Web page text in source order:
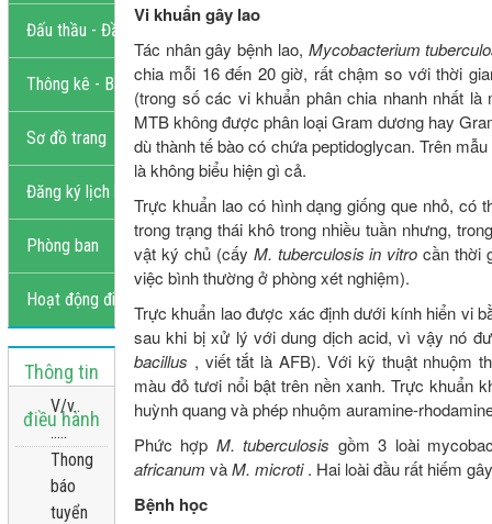
Đấu thầu - Đầu tư
Thông kê - Báo cáo
Sơ đồ trang
Đăng ký lịch khám
Phòng ban
Hoạt động điều hành
Thông tin
điều hành
V/v..
.....
Thong
báo
tuyển
Vi khuẩn gây lao
Tác nhân gây bệnh lao, Mycobacterium
chia mỗi 16 đến 20 giờ, rất chậm so với thời
(trong số các vi khuẩn phân chia nhanh nhất
MTB không được phân loại Gram dương hay
dù thành tế bào có chứa peptidoglycan. Trên
là không biểu hiện gì cả.
Trực khuẩn lao có hình dạng giống que nhỏ,
trong trạng thái khô trong nhiều tuần nhưng,
vật ký chủ (cấy M. tuberculosisin vitrocần thời
việc bình thường ở phòng xét nghiệm).
Trực khuẩn lao được xác định dưới kính hiển vi
sau khi bị xử lý với dung dịch acid, vì vậy nó
bacillus , viết tắt là AFB). Với kỹ thuật nhuộm
màu đỏ tươi nổi bật trên nền xanh. Trực khuẩn
huỳnh quang và phép nhuộm auramine-
Phức hợp M. tuberculosis gồm 3 loài
africanum vàM. microti. Hai loài đầu rất hiếm
Bệnh học